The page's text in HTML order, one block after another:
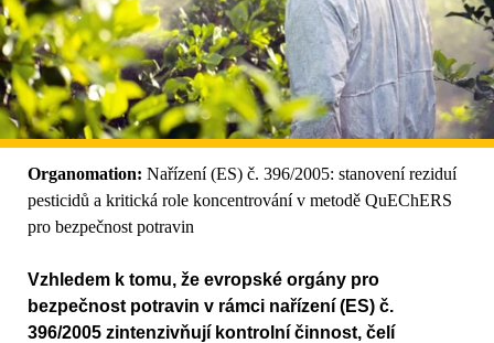
Organomation: Nařízení (ES) č. 396/2005: stanovení reziduí
pesticidů a kritická role koncentrování v metodě QuEChERS
pro bezpečnost potravin
Vzhledem k tomu, že evropské orgány pro
bezpečnost potravin v rámci nařízení (ES) č.
396/2005 zintenzivňují kontrolní činnost, čelí